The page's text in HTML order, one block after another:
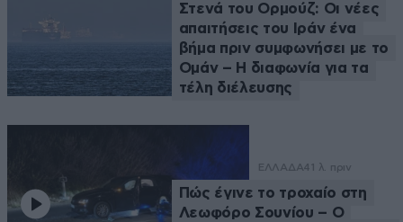
Στενά του Ορμούζ: Οι νέες
απαιτήσεις του Ιράν ένα
βήμα πριν συμφωνήσει με το
Ομάν – Η διαφωνία για τα
τέλη διέλευσης
ΕΛΛΑΔΑ41 λ. πριν
Πώς έγινε το τροχαίο στη
Λεωφόρο Σουνίου – Ο